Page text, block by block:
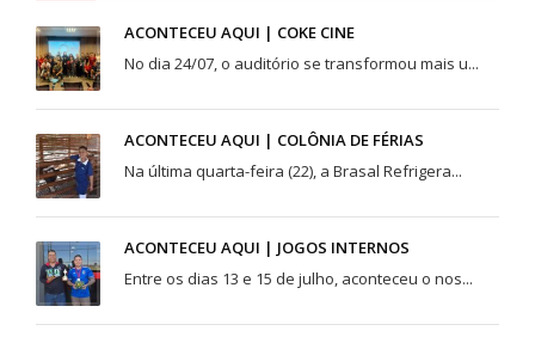
ACONTECEU AQUI | COKE CINE
No dia 24/07, o auditório se transformou mais u...
ACONTECEU AQUI | COLÔNIA DE FÉRIAS
Na última quarta-feira (22), a Brasal Refrigera...
ACONTECEU AQUI | JOGOS INTERNOS
Entre os dias 13 e 15 de julho, aconteceu o nos...